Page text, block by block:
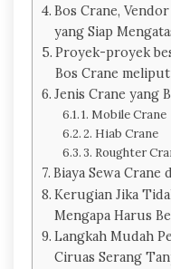
Bos Crane,
yang Siap
Proyek-proyek
Bos Crane
Jenis Crane yang
1. Mobile Crane
2. Hiab Crane
3. Roughter
Biaya Sewa Crane
Kerugian Jika
Mengapa Harus
Langkah Mudah
Ciruas Serang